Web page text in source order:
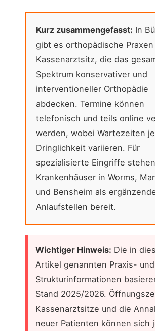
Kurz zusammengefasst: In
gibt es orthopädische Praxen
Kassenarztsitz, die das
Spektrum konservativer und
interventioneller Orthopädie
abdecken. Termine können
telefonisch und teils online
werden, wobei Wartezeiten
Dringlichkeit variieren. Für
spezialisierte Eingriffe stehen
Krankenhäuser in Worms,
und Bensheim als
Anlaufstellen bereit.
Wichtiger Hinweis: Die in
Artikel genannten Praxis- und
Strukturinformationen
Stand 2025/2026.
Kassenarztsitze und die
neuer Patienten können sich